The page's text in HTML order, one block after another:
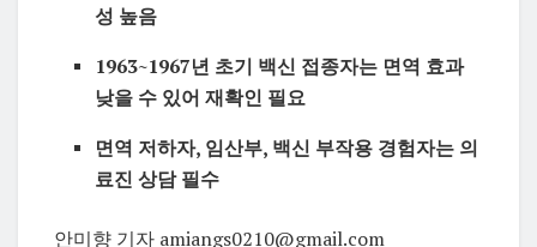
성 높음
1963~1967년 초기 백신 접종자는 면역 효과
낮을 수 있어 재확인 필요
면역 저하자, 임산부, 백신 부작용 경험자는 의
료진 상담 필수
안미향 기자 amiangs0210@gmail.com